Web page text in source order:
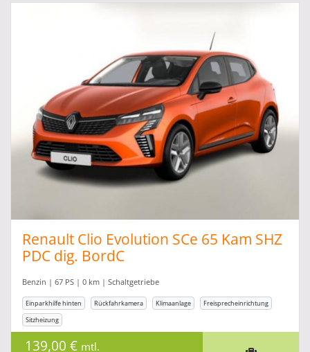
Renault Clio Evolution SCe 65 Kam SHZ
PDC dig. BordC
Benzin | 67 PS | 0 km | Schaltgetriebe
Einparkhilfe hinten Rückfahrkamera Klimaanlage
Freisprecheinrichtung
Sitzheizung
139,00 € mtl.